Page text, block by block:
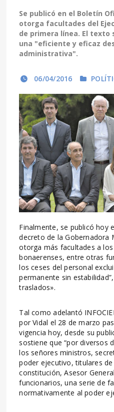
Se publicó en el Boletín
otorga facultades del
de primera línea. El texto
una "eficiente y eficaz
administrativa".
06/04/2016
Finalmente, se publicó hoy
decreto de la Gobernadora
otorga más facultades a
bonaerenses, entre otras
los ceses del personal
permanente sin
traslados».
Tal como adelantó
por Vidal el 28 de marzo
vigencia hoy, desde su
sostiene que “por diversos
los señores ministros,
poder ejecutivo, titulares
constitución, Asesor
funcionarios, una serie de
normativamente al poder